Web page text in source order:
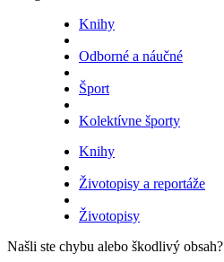
Knihy
Odborné a náučné
Šport
Kolektívne športy
Knihy
Životopisy a reportáže
Životopisy
Našli ste chybu alebo škodlivý obsah?